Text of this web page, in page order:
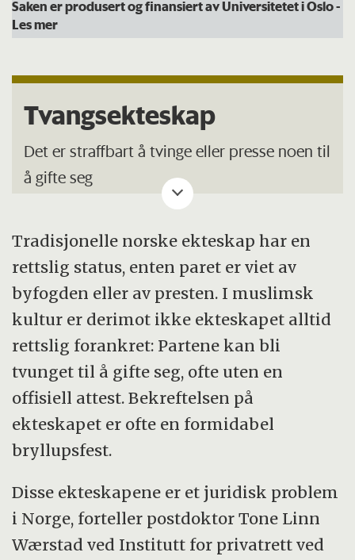
Saken er produsert og finansiert av Universitetet i Oslo-
Les mer
Tvangsekteskap
Det er straffbart å tvinge eller presse noen til
å gifte seg
risikerer fengselsstraff i inntil seks år
Den som har blitt tvangsgiftet kan få
skilsmisse uten separasjon. Det kan også
søkes om at ekteskapet kan gjøres ugyldig.
Tradisjonelle norske ekteskap har en
rettslig status, enten paret er viet av
byfogden eller av presten. I muslimsk
kultur er derimot ikke ekteskapet alltid
rettslig forankret: Partene kan bli
tvunget til å gifte seg, ofte uten en
offisiell attest. Bekreftelsen på
ekteskapet er ofte en formidabel
bryllupsfest.
Disse ekteskapene er et juridisk problem
i Norge, forteller postdoktor Tone Linn
Wærstad ved Institutt for privatrett ved